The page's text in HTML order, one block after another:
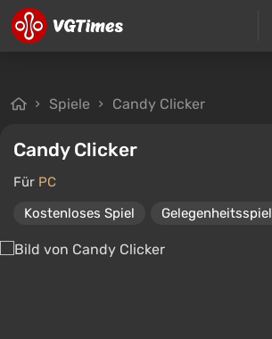
Spiele Candy Clicker
Candy Clicker
Für PC
Kostenloses Spiel
Gelegenheitsspiel